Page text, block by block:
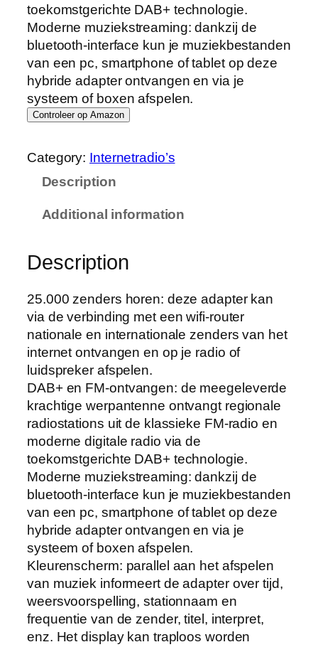
toekomstgerichte DAB+ technologie.
Moderne muziekstreaming: dankzij de
bluetooth-interface kun je muziekbestanden
van een pc, smartphone of tablet op deze
hybride adapter ontvangen en via je
systeem of boxen afspelen.
Controleer op Amazon
Category: Internetradio’s
Description
Additional information
Description
25.000 zenders horen: deze adapter kan
via de verbinding met een wifi-router
nationale en internationale zenders van het
internet ontvangen en op je radio of
luidspreker afspelen.
DAB+ en FM-ontvangen: de meegeleverde
krachtige werpantenne ontvangt regionale
radiostations uit de klassieke FM-radio en
moderne digitale radio via de
toekomstgerichte DAB+ technologie.
Moderne muziekstreaming: dankzij de
bluetooth-interface kun je muziekbestanden
van een pc, smartphone of tablet op deze
hybride adapter ontvangen en via je
systeem of boxen afspelen.
Kleurenscherm: parallel aan het afspelen
van muziek informeert de adapter over tijd,
weersvoorspelling, stationnaam en
frequentie van de zender, titel, interpret,
enz. Het display kan traploos worden